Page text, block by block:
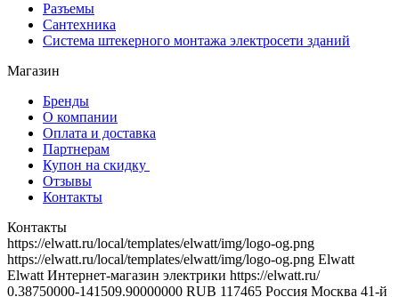
Разъемы
Сантехника
Система штекерного монтажа электросети зданий
Магазин
Бренды
О компании
Оплата и доставка
Партнерам
Купон на скидку
Отзывы
Контакты
Контакты
https://elwatt.ru/local/templates/elwatt/img/logo-og.png
https://elwatt.ru/local/templates/elwatt/img/logo-og.png Elwatt
Elwatt Интернет-магазин электрики https://elwatt.ru/
0.38750000-141509.90000000 RUB 117465 Россия Москва 41-й